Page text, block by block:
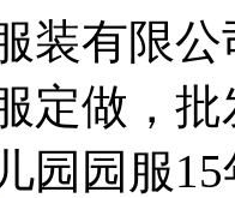
装有限
定做，
园园服